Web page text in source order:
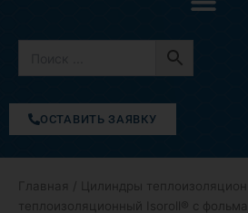
ОСТАВИТЬ ЗАЯВКУ
Главная Цилиндры
теплоизоляционный Isoroll® с